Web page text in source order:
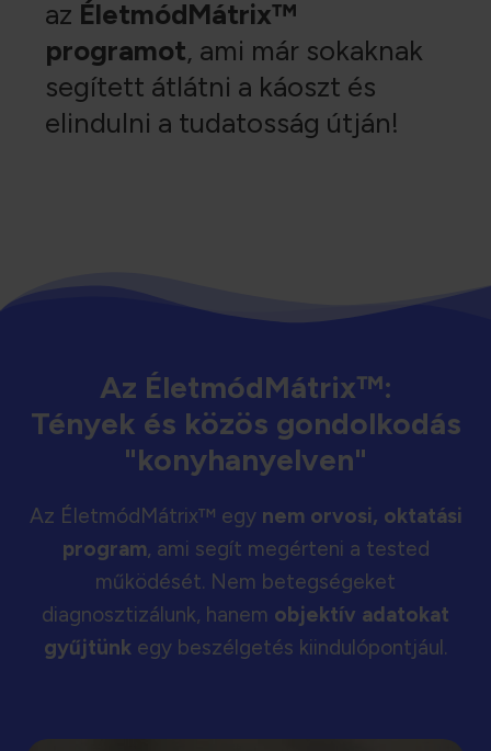
az ÉletmódMátrix™
programot, ami már sokaknak
segített átlátni a káoszt és
elindulni a tudatosság útján!
Az ÉletmódMátrix™:
Tények és közös gondolkodás
"konyhanyelven"
Az ÉletmódMátrix™ egy nem orvosi, oktatási
program, ami segít megérteni a tested
működését. Nem betegségeket
diagnosztizálunk, hanem objektív adatokat
gyűjtünk egy beszélgetés kiindulópontjául.